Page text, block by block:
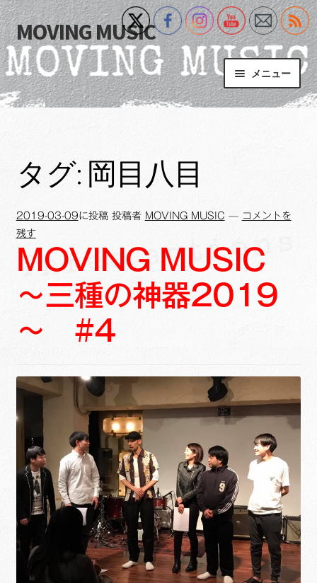
ナ
ビ
ゲ
ー
シ
ス
キ
プ
コ
ン
テ
ン
ツ
ッ
プ
MOVING MUSIC
メニュー
Home
ュ
What’s New
Blog
+MM Online Video Platform
メ
展
フォトギャラリー
サ
ー
を
展
Links
ュ
ー
開
せたがや生涯現役ネットワーク
メ
ニ
ー
を
展
開
萩・魅力PR大使
サ
ブ
ニ
ュ
ー
を
展
開
出演希望/お問い合わせフォーム
Contact
タグ: 岡目八目
2019-03-09に投稿 投稿者 MOVING MUSIC — コメントを
残す
MOVING MUSIC
～三種の神器2019
～ #4